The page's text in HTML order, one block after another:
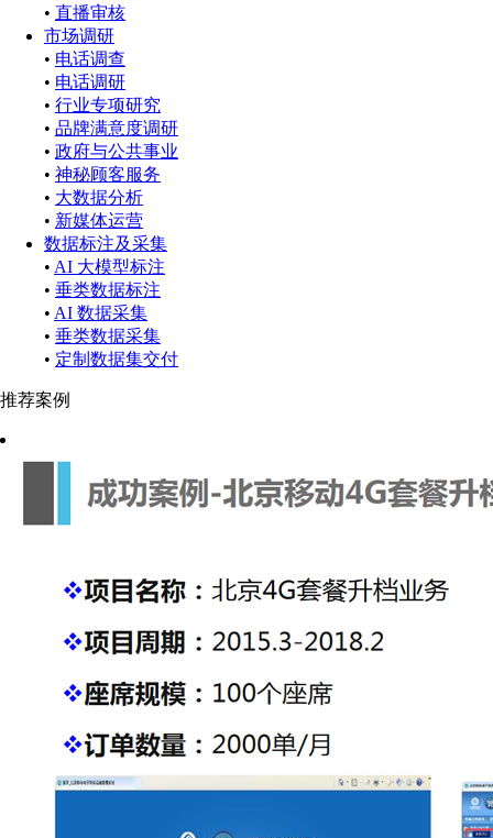
• 直播审核
市场调研
• 电话调查
• 电话调研
• 行业专项研究
• 品牌满意度调研
• 政府与公共事业
• 神秘顾客服务
• 大数据分析
• 新媒体运营
数据标注及采集
• AI 大模型标注
• 垂类数据标注
• AI 数据采集
• 垂类数据采集
• 定制数据集交付
推荐案例